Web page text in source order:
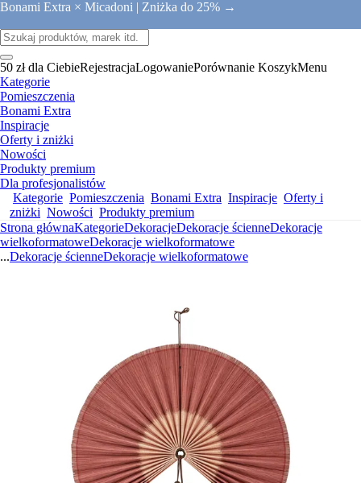
Bonami Extra × Micadoni | Zniżka do 25% →
50 zł dla CiebieRejestracjaLogowaniePorównanie KoszykMenu
Kategorie
Pomieszczenia
Bonami Extra
Inspiracje
Oferty i zniżki
Nowości
Produkty premium
Dla profesjonalistów
Kategorie Pomieszczenia Bonami Extra Inspiracje Oferty i
zniżki Nowości Produkty premium
Strona głównaKategorieDekoracjeDekoracje ścienneDekoracje
wielkoformatoweDekoracje wielkoformatowe
...Dekoracje ścienneDekoracje wielkoformatowe